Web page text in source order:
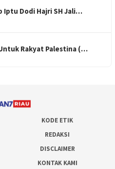
Iptu Dodi Hajri SH Jali…
Rakyat Palestina (…
KODE ETIK
REDAKSI
DISCLAIMER
KONTAK KAMI